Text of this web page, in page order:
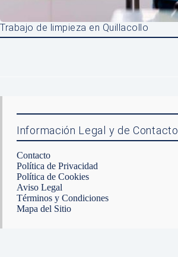
Trabajo de limpieza en Quillacollo
Información Legal y de Contacto
Contacto
Política de Privacidad
Política de Cookies
Aviso Legal
Términos y Condiciones
Mapa del Sitio